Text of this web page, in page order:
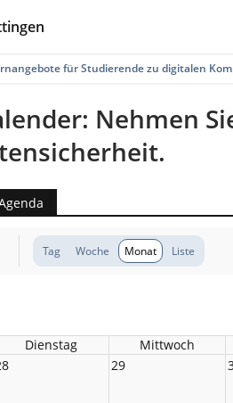
für Studierende zu digitalen
Nehmen
Tag Woche Monat Liste
Dienstag Mittwoch
29